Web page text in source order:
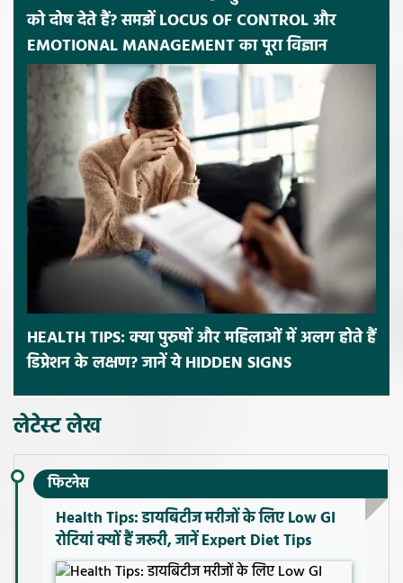
को दोष देते हैं? समझें LOCUS OF CONTROL और
EMOTIONAL MANAGEMENT का पूरा विज्ञान
HEALTH TIPS: क्या पुरुषों और महिलाओं में अलग होते हैं
डिप्रेशन के लक्षण? जानें ये HIDDEN SIGNS
लेटेस्ट लेख
फिटनेस
Health Tips: डायबिटीज मरीजों के लिए Low GI
रोटियां क्यों हैं जरूरी, जानें Expert Diet Tips